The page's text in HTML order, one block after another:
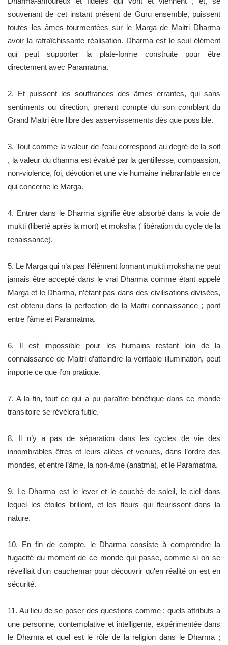
souvenant de cet instant présent de Guru ensemble, puissent
toutes les âmes tourmentées sur le Marga de Maitri Dharma
avoir la rafraîchissante réalisation. Dharma est le seul élément
qui peut supporter la plate-forme construite pour être
directement avec Paramatma.
2. Et puissent les souffrances des âmes errantes, qui sans
sentiments ou direction, prenant compte du son comblant du
Grand Maitri être libre des asservissements dès que possible.
3. Tout comme la valeur de l’eau correspond au degré de la soif
, la valeur du dharma est évalué par la gentillesse, compassion,
non-violence, foi, dévotion et une vie humaine inébranlable en ce
qui concerne le Marga.
4. Entrer dans le Dharma signifie être absorbé dans la voie de
mukti (liberté après la mort) et moksha ( libération du cycle de la
renaissance).
5. Le Marga qui n’a pas l’élément formant mukti moksha ne peut
jamais être accepté dans le vrai Dharma comme étant appelé
Marga et le Dharma, n’étant pas dans des civilisations divisées,
est obtenu dans la perfection de la Maitri connaissance ; pont
entre l’âme et Paramatma.
6. Il est impossible pour les humains restant loin de la
connaissance de Maitri d’atteindre la véritable illumination, peut
importe ce que l’on pratique.
7. A la fin, tout ce qui a pu paraître bénéfique dans ce monde
transitoire se révélera futile.
8. Il n’y a pas de séparation dans les cycles de vie des
innombrables êtres et leurs allées et venues, dans l’ordre des
mondes, et entre l’âme, la non-âme (anatma), et le Paramatma.
9. Le Dharma est le lever et le couché de soleil, le ciel dans
lequel les étoiles brillent, et les fleurs qui fleurissent dans la
nature.
10. En fin de compte, le Dharma consiste à comprendre la
fugacité du moment de ce monde qui passe, comme si on se
réveillait d'un cauchemar pour découvrir qu'en réalité on est en
sécurité.
11. Au lieu de se poser des questions comme ; quels attributs a
une personne, contemplative et intelligente, expérimentée dans
le Dharma et quel est le rôle de la religion dans le Dharma ;